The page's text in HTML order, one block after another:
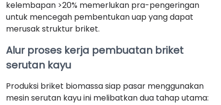
kelembapan >20% memerlukan pra-pengeringan
untuk mencegah pembentukan uap yang dapat
merusak struktur briket.
Alur proses kerja pembuatan briket
serutan kayu
Produksi briket biomassa siap pasar menggunakan
mesin serutan kayu ini melibatkan dua tahap utama: